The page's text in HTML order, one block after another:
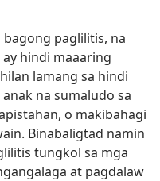
paglilitis, na
hindi maaaring
lamang sa hindi
na sumaludo sa
o makibahagi
Binabaligtad namin
tungkol sa mga
at pagdalaw